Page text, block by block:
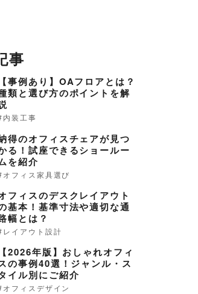
事
【事例あり】OAフロアとは？
類と選び方のポイントを解
内装工事
得のオフィスチェアが見つ
る！試座できるショールー
を紹介
オフィス家具選び
フィスのデスクレイアウト
基本！基準寸法や適切な通
幅とは？
レイアウト設計
【2026年版】おしゃれオフィ
の事例40選！ジャンル・ス
イル別にご紹介
オフィスデザイン